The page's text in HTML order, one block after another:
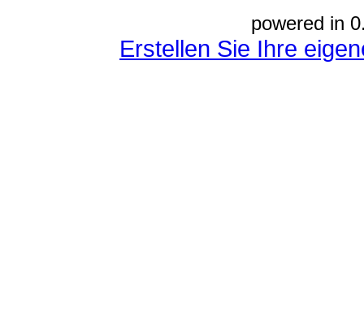
powered in
Erstellen Sie Ihre